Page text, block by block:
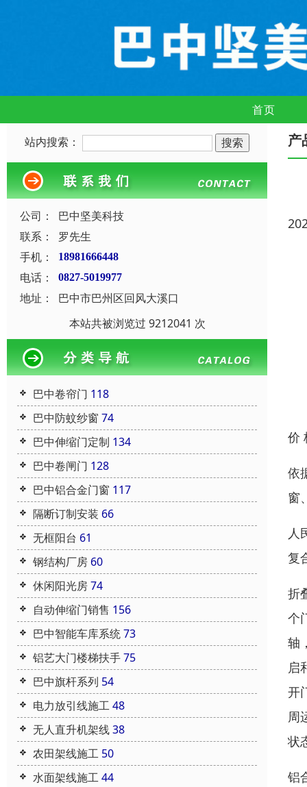
首页
站内搜索：
公司：
巴中坚美科技
联系：
罗先生
手机：
18981666448
电话： 0827-5019977
地址：
巴中市巴州区回风大溪口
本站共被浏览过 9212041 次
巴中卷帘门 118
巴中防蚊纱窗 74
巴中伸缩门定制 134
巴中卷闸门 128
巴中铝合金门窗 117
隔断订制安装 66
无框阳台 61
钢结构厂房 60
休闲阳光房74
自动伸缩门销售 156
巴中智能车库系统73
铝艺大门楼梯扶手75
巴中旗杆系列 54
电力放引线施工48
无人直升机架线38
农田架线施工 50
水面架线施工44
产
价
依
窗
人
复
折
个
轴
启
开
周
状
铝